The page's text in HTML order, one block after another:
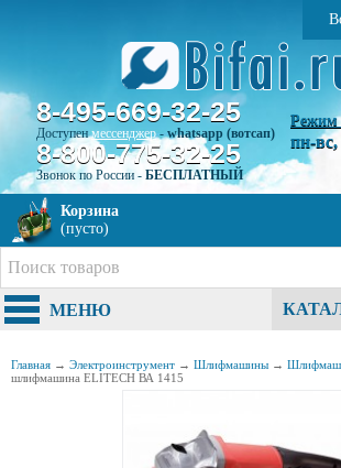
8-495-669-32-25
Доступенмессенджер-whatsapp (вотсап)
8-800-775-32-25
Звонок по России - БЕСПЛАТНЫЙ
Режим
пн-вс,
Корзина
(пусто)
МЕНЮ
Главная → Электроинструмент → Шлифмашины →
шлифмашина ELITECH ВА 1415